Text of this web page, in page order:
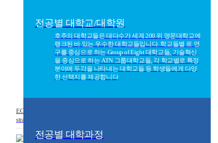
ECA Group (Education Centre of Au
stralia)
전공별 대학교/대학원
호주의 대학교들은 대다수가 세계 200 위 명문대학교에
랭크된 바 있는 우수한 대학교들입니다. 학교들별 로 연
구를 중심으로 하는 Group of Eight 대학교들, 기술혁신
을 중심으로 하는 ATN 그룹대학교들, 각 학교별로 특정
분야에 두각을 나타내는 대학교들 등 학생들에게 다양
한 선택지를 제공합니다
전공별 대학과정